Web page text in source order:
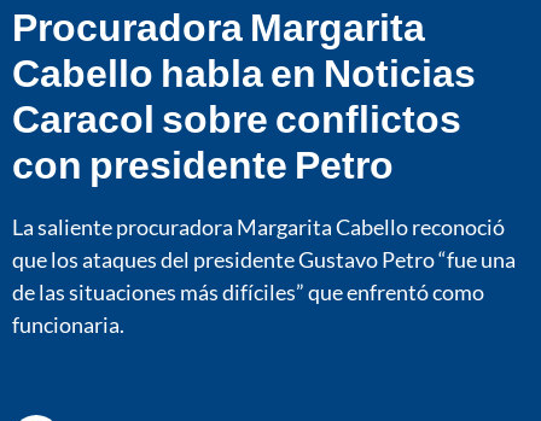
Procuradora Margarita
Cabello habla en Noticias
Caracol sobre conflictos
con presidente Petro
La saliente procuradora Margarita Cabello reconoció
que los ataques del presidente Gustavo Petro “fue una
de las situaciones más difíciles” que enfrentó como
funcionaria.